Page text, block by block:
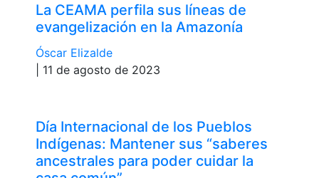
La CEAMA perfila sus líneas de
evangelización en la Amazonía
Óscar Elizalde
| 11 de agosto de 2023
Día Internacional de los Pueblos
Indígenas: Mantener sus “saberes
ancestrales para poder cuidar la